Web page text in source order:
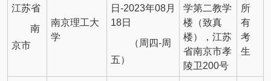
江苏省
南
京市
南京理工大
学
日-2023年08月
18日
（周四-周
五）
学第二教学
楼（致真
楼），江苏
省南京市孝
陵卫200号
所
有
考
生